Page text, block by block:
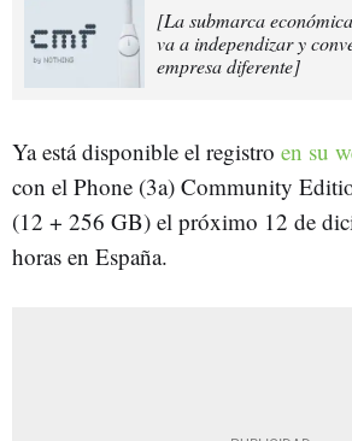
[La submarca
va a independizar y
empresa diferente]
Ya está disponible el registro en su
con el Phone (3a) Community
(12 + 256 GB) el próximo 12 de
horas en España.